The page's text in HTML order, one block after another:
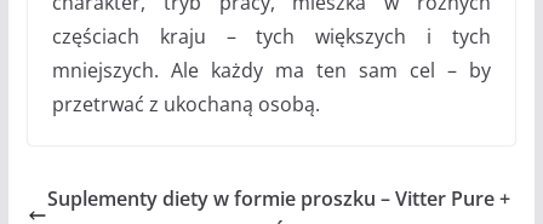
częściach kraju – tych większych i tych
mniejszych. Ale każdy ma ten sam cel – by
przetrwać z ukochaną osobą.
Suplementy diety w formie proszku – Vitter Pure +